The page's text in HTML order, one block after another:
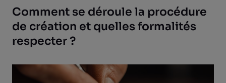
Comment se déroule la procédure
de création et quelles formalités
respecter ?